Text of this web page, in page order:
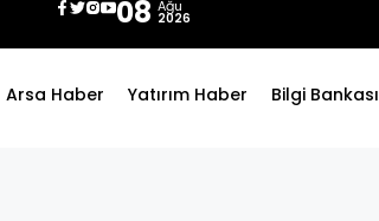
08 Ağu
2026
Arsa Haber Yatırım Haber Bilgi Bankası